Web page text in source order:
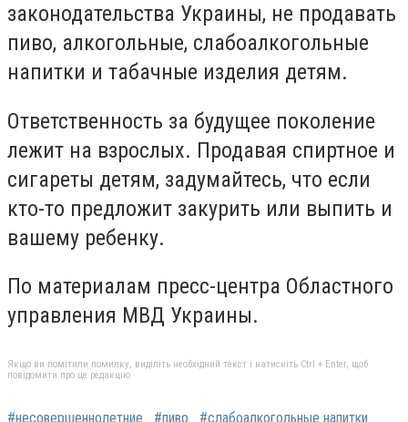
законодательства Украины, не продавать
пиво, алкогольные, слабоалкогольные
напитки и табачные изделия детям.
Ответственность за будущее поколение
лежит на взрослых. Продавая спиртное и
сигареты детям, задумайтесь, что если
кто-то предложит закурить или выпить и
вашему ребенку.
По материалам пресс-центра Областного
управления МВД Украины.
Якщо ви помітили помилку, виділіть необхідний текст і натисніть Ctrl + Enter, щоб
повідомити про це редакцію
#несовершеннолетние #пиво
#слабоалкогольные напитки